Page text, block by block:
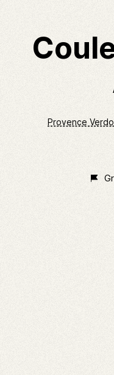
Provence